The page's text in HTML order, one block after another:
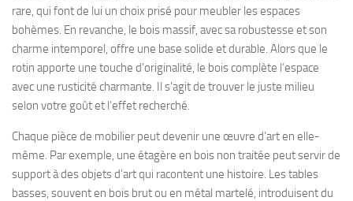
rare, qui font de lui un choix prisé pour meubler les espaces
bohèmes. En revanche, le bois massif, avec sa robustesse et son
charme intemporel, offre une base solide et durable. Alors que le
rotin apporte une touche d’originalité, le bois complète l’espace
avec une rusticité charmante. Il s’agit de trouver le juste milieu
selon votre goût et l’effet recherché.
Chaque pièce de mobilier peut devenir une œuvre d’art en elle-
même. Par exemple, une étagère en bois non traitée peut servir de
support à des objets d’art qui racontent une histoire. Les tables
basses, souvent en bois brut ou en métal martelé, introduisent du